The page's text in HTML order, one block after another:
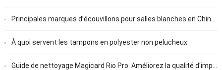
Principales marques d’écouvillons pour salles blanches en Chine 2026
À quoi servent les tampons en polyester non pelucheux
Guide de nettoyage Magicard Rio Pro: Améliorez la qualité d'impression et prolongez la durée de vie de l'imprimante